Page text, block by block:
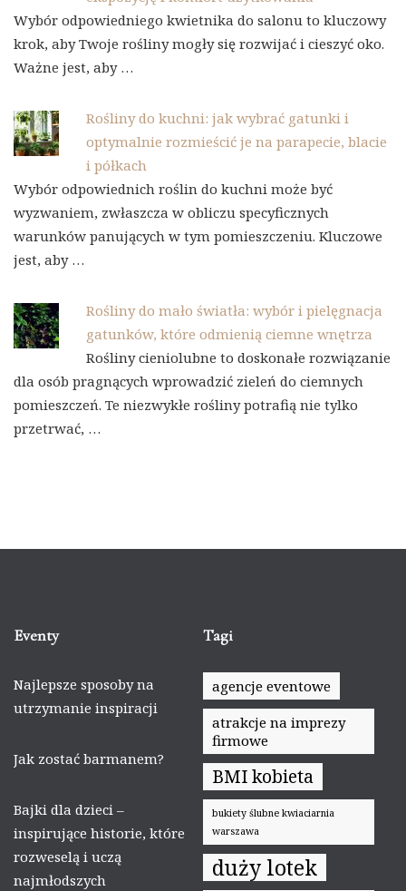
Wybór odpowiedniego kwietnika do salonu to kluczowy
krok, aby Twoje rośliny mogły się rozwijać i cieszyć oko.
Ważne jest, aby …
Rośliny do kuchni: jak wybrać gatunki i
optymalnie rozmieścić je na parapecie, blacie
i półkach
Wybór odpowiednich roślin do kuchni może być
wyzwaniem, zwłaszcza w obliczu specyficznych
warunków panujących w tym pomieszczeniu. Kluczowe
jest, aby …
Rośliny do mało światła: wybór i pielęgnacja
gatunków, które odmienią ciemne wnętrza
Rośliny cieniolubne to doskonałe rozwiązanie
dla osób pragnących wprowadzić zieleń do ciemnych
pomieszczeń. Te niezwykłe rośliny potrafią nie tylko
przetrwać, …
Eventy
Najlepsze sposoby na
utrzymanie inspiracji
Jak zostać barmanem?
Bajki dla dzieci –
inspirujące historie, które
rozweselą i uczą
najmłodszych
Tagi
agencje eventowe
atrakcje na imprezy
firmowe
BMI kobieta
bukiety ślubne kwiaciarnia
warszawa
duży lotek